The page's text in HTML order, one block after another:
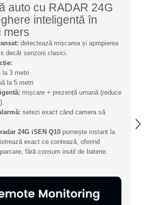
auto cu RADAR 24G
inteligentă în
mers
detectează mișcarea și apropierea
decât senzorii clasici.
la 3 metri
la 5 metri
mișcare + prezență umană (reduce
setezi exact când camera să
24G iSEN Q10 pornește instant la
exact ce contează, oferind
fără consum inutil de baterie.